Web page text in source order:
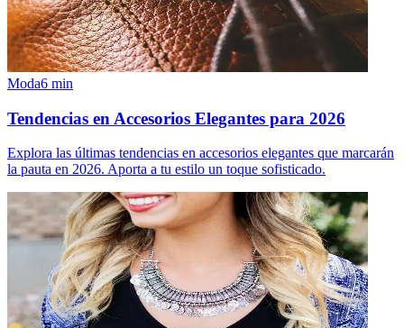
Moda6 min
Tendencias en Accesorios Elegantes para 2026
Explora las últimas tendencias en accesorios elegantes que marcarán
la pauta en 2026. Aporta a tu estilo un toque sofisticado.